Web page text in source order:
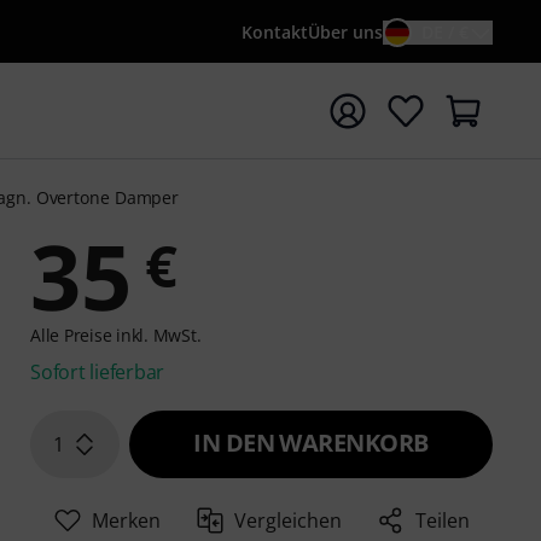
KontaktÜber uns
mit Suchwort {searchTerm} starten
Overtone Damper
35 €
Alle Preise inkl. MwSt.
Sofort lieferbar
1 IN DEN WARENKORB
Merken Vergleichen Teilen